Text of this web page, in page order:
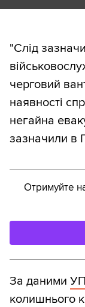
"Слід
черговий
наявності
негайна
зазначили в
Отримуйте
За даними УП
колишнього